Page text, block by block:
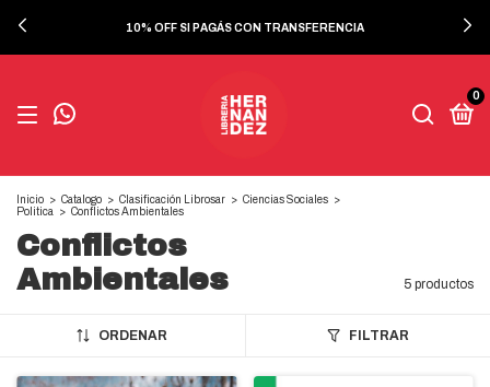
10% OFF SI PAGÁS CON TRANSFERENCIA
0
Inicio > Catalogo > Clasificación Librosar > Ciencias Sociales >
Politica
> Conflictos Ambientales
Conflictos
Ambientales
5 productos
ORDENAR FILTRAR